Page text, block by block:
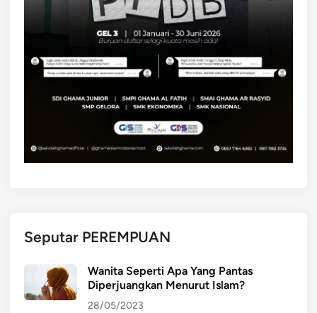
Seputar PEREMPUAN
Wanita Seperti Apa Yang Pantas
Diperjuangkan Menurut Islam?
28/05/2023